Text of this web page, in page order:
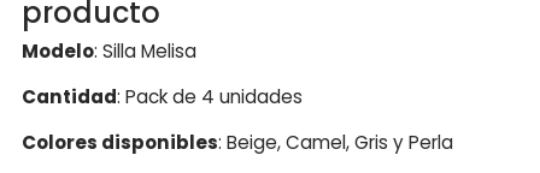
producto
Modelo: Silla Melisa
Cantidad: Pack de 4 unidades
Colores disponibles: Beige, Camel, Gris y Perla